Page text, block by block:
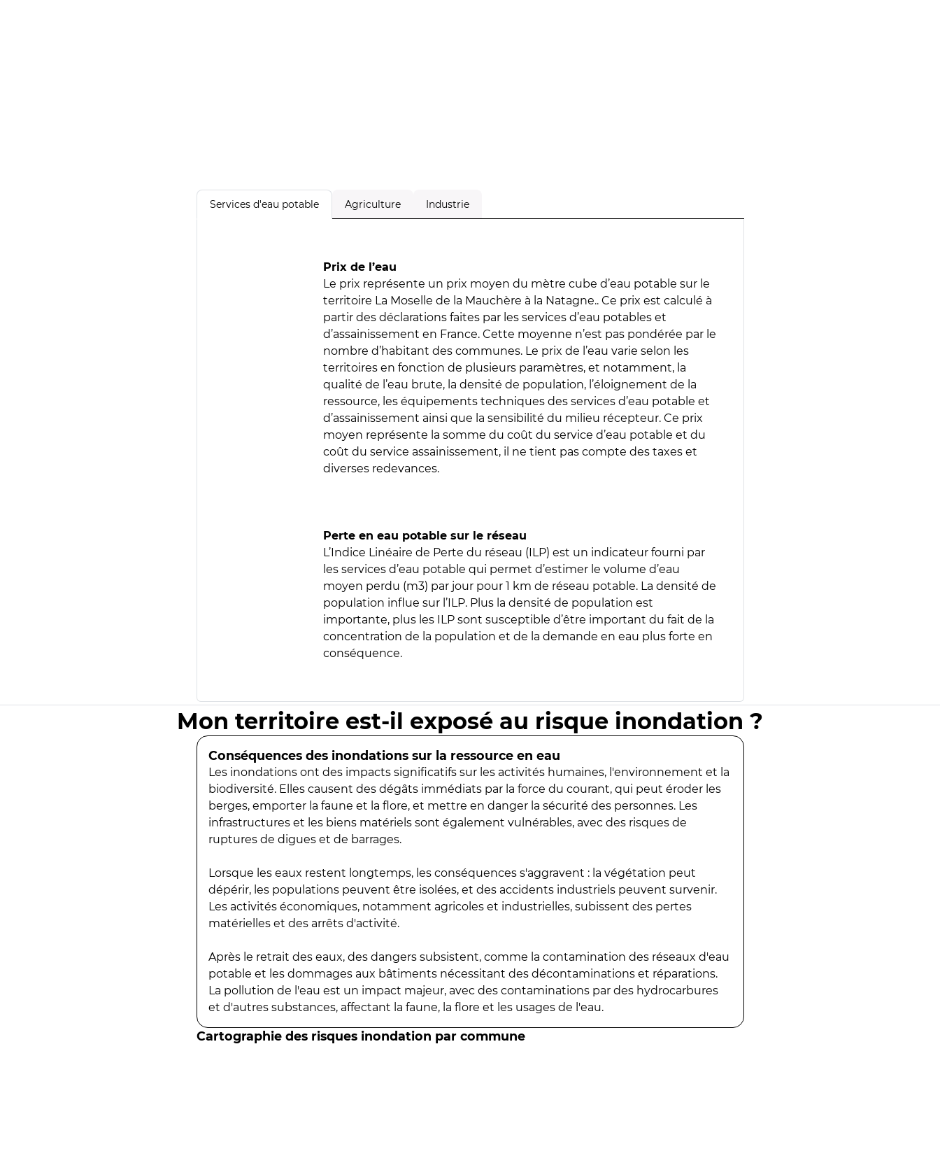
Services d'eau potable Agriculture Industrie
Prix de l’eau
Le prix représente un prix moyen du mètre cube d’eau potable sur le
territoire La Moselle de la Mauchère à la Natagne.. Ce prix est calculé à
partir des déclarations faites par les services d’eau potables et
d’assainissement en France. Cette moyenne n’est pas pondérée par le
nombre d’habitant des communes. Le prix de l’eau varie selon les
territoires en fonction de plusieurs paramètres, et notamment, la
qualité de l’eau brute, la densité de population, l’éloignement de la
ressource, les équipements techniques des services d’eau potable et
d’assainissement ainsi que la sensibilité du milieu récepteur. Ce prix
moyen représente la somme du coût du service d’eau potable et du
coût du service assainissement, il ne tient pas compte des taxes et
diverses redevances.
Perte en eau potable sur le réseau
L’Indice Linéaire de Perte du réseau (ILP) est un indicateur fourni par
les services d’eau potable qui permet d’estimer le volume d’eau
moyen perdu (m3) par jour pour 1 km de réseau potable. La densité de
population influe sur l’ILP. Plus la densité de population est
importante, plus les ILP sont susceptible d’être important du fait de la
concentration de la population et de la demande en eau plus forte en
conséquence.
Mon territoire est-il exposé au risque inondation ?
Conséquences des inondations sur la ressource en eau
Les inondations ont des impacts significatifs sur les activités humaines, l'environnement et la
biodiversité. Elles causent des dégâts immédiats par la force du courant, qui peut éroder les
berges, emporter la faune et la flore, et mettre en danger la sécurité des personnes. Les
infrastructures et les biens matériels sont également vulnérables, avec des risques de
ruptures de digues et de barrages.
Lorsque les eaux restent longtemps, les conséquences s'aggravent : la végétation peut
dépérir, les populations peuvent être isolées, et des accidents industriels peuvent survenir.
Les activités économiques, notamment agricoles et industrielles, subissent des pertes
matérielles et des arrêts d'activité.
Après le retrait des eaux, des dangers subsistent, comme la contamination des réseaux d'eau
potable et les dommages aux bâtiments nécessitant des décontaminations et réparations.
La pollution de l'eau est un impact majeur, avec des contaminations par des hydrocarbures
et d'autres substances, affectant la faune, la flore et les usages de l'eau.
Cartographie des risques inondation par commune